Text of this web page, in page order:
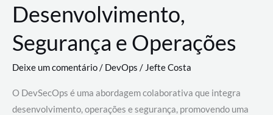
Desenvolvimento,
Segurança e Operações
Deixe um comentário/ DevOps /Jefte Costa
O DevSecOps é uma abordagem colaborativa que integra
desenvolvimento, operações e segurança, promovendo uma